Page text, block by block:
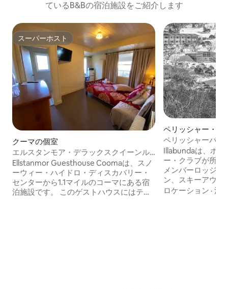
ているB&Bの宿泊施設をご紹介します
スーパーホスト
スーパーホスト
クーマの個室
エルスタンモア・デラックスクイーンル
ーム
Ellstanmor Guesthouse Coomaは、スノ
ーウィー・ハイドロ・ディスカバリー・
センターから1.1マイルのコーマにある宿
泊施設です。 このゲストハウスにはテラ
ペリッシャー・バ
ペリッシャーバレ
ツインシェア# 1
Illabundaは、ポ
ー・クラブが所有
メンバーロッジです。 ロッジは
ン、スキーアウト
下にあり、テレ
ロケーション ·清